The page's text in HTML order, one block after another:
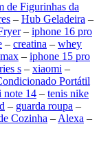
de Figurinhas da
– Hub Geladeira –
– iphone 16 pro
– creatina – whey
– iphone 15 pro
s – xiaomi –
Portátil
note 14 – tenis nike
– guarda roupa –
Cozinha –Alexa –